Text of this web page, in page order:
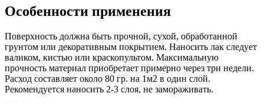
Особенности применения
Поверхность должна быть прочной, сухой, обработанной
грунтом или декоративным покрытием. Наносить лак следует
валиком, кистью или краскопультом. Максимальную
прочность материал приобретает примерно через три недели.
Расход составляет около 80 гр. на 1м2 в один слой.
Рекомендуется наносить 2-3 слоя, не замораживать.